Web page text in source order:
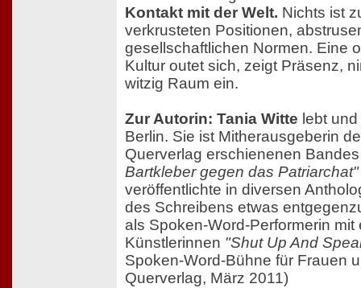
Kontakt mit der Welt. Nichts ist
verkrusteten Positionen,
gesellschaftlichen Normen. Eine
Kultur outet sich, zeigt Präsenz,
witzig Raum ein.
Zur Autorin: Tania Witte lebt
Berlin. Sie ist Mitherausgeberin
Querverlag erschienenen
Bartkleber gegen das Patriarchat"
veröffentlichte in diversen
des Schreibens etwas
als Spoken-Word-Performerin
Künstlerinnen "Shut Up And
Spoken-Word-Bühne für Frauen
Querverlag, März 2011)